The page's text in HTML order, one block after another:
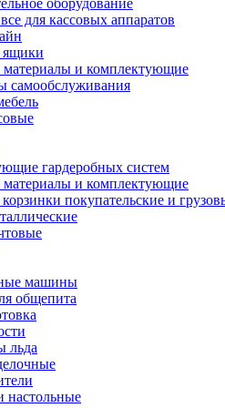
оборудование
для кассовых аппаратов
материалы и комплектующие
самообслуживания
гардеробных систем
материалы и комплектующие
покупательские и
машины
общепита
льда
настольные